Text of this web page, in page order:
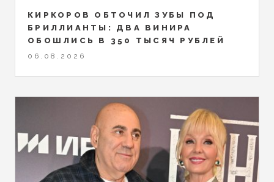
КИРКОРОВ ОБТОЧИЛ ЗУБЫ ПОД
БРИЛЛИАНТЫ: ДВА ВИНИРА
ОБОШЛИСЬ В 350 ТЫСЯЧ РУБЛЕЙ
06.08.2026